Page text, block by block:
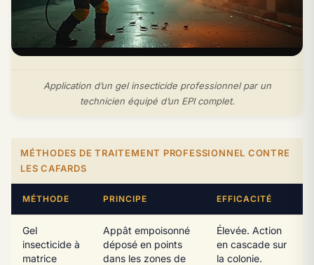
Application d’un gel insecticide professionnel par un
technicien équipé d’un EPI complet.
MÉTHODES DE TRAITEMENT PROFESSIONNEL CONTRE
LES CAFARDS
MÉTHODE PRINCIPE EFFICACITÉ
Gel
insecticide à
matrice
Appât empoisonné
déposé en points
dans les zones de
Élevée. Action
en cascade sur
la colonie.